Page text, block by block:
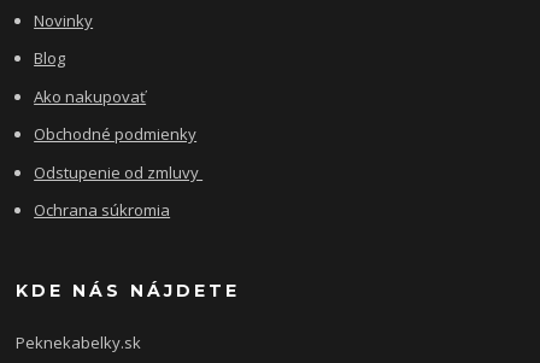
Novinky
Blog
Ako nakupovať
Obchodné podmienky
Odstupenie od zmluvy
Ochrana súkromia
KDE NÁS NÁJDETE
Peknekabelky.sk